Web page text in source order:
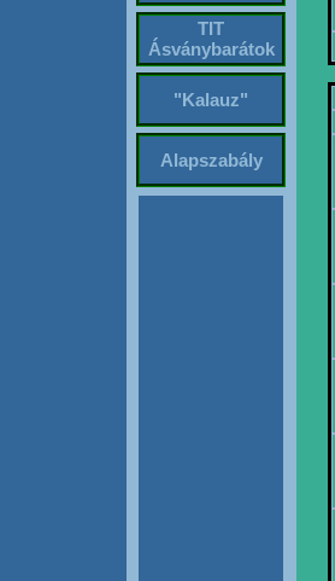
TIT
Ásványbarátok
"Kalauz"
Alapszabály